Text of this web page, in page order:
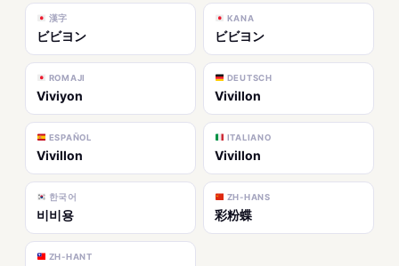
漢字
ビビヨン
KANA
ビビヨン
ROMAJI
Viviyon
DEUTSCH
Vivillon
ESPAÑOL
Vivillon
ITALIANO
Vivillon
한국어
비비용
ZH-HANS
彩粉蝶
ZH-HANT